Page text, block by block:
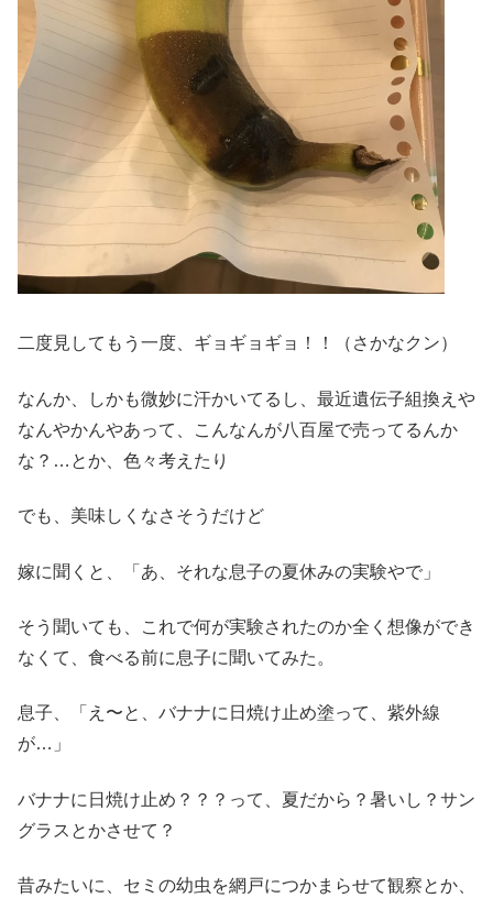
二度見してもう一度、ギョギョギョ！！（さかなクン）
なんか、しかも微妙に汗かいてるし、最近遺伝子組換えや
なんやかんやあって、こんなんが八百屋で売ってるんか
な？…とか、色々考えたり
でも、美味しくなさそうだけど
嫁に聞くと、「あ、それな息子の夏休みの実験やで」
そう聞いても、これで何が実験されたのか全く想像ができ
なくて、食べる前に息子に聞いてみた。
息子、「え〜と、バナナに日焼け止め塗って、紫外線
が…」
バナナに日焼け止め？？？って、夏だから？暑いし？サン
グラスとかさせて？
昔みたいに、セミの幼虫を網戸につかまらせて観察とか、